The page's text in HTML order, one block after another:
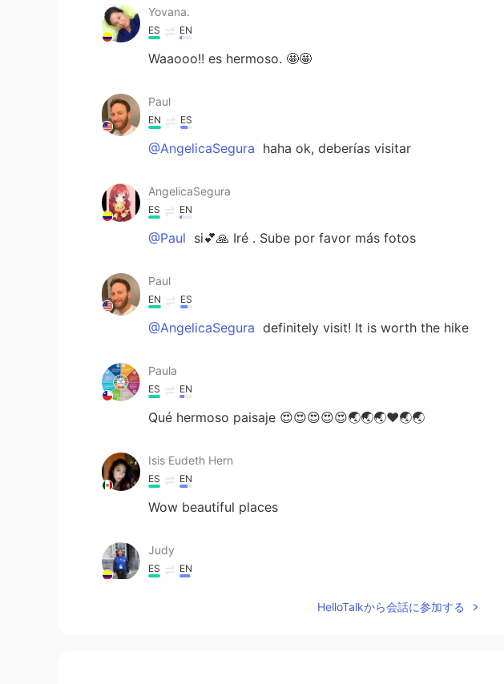
Yovana.
ES EN
Waaooo!! es hermoso. 🤩🤩
Paul
EN ES
@AngelicaSegura haha ok, deberías visitar
AngelicaSegura
ES EN
@Paul si💕🙏 Iré . Sube por favor más fotos
Paul
EN ES
@AngelicaSegura definitely visit! It is worth the hike
Paula
ES EN
Qué hermoso paisaje 😍😍😍😍😍🌏🌏🌏❤🌏🌏
Isis Eudeth Hern
ES EN
Wow beautiful places
Judy
ES EN
HelloTalkから会話に参加する